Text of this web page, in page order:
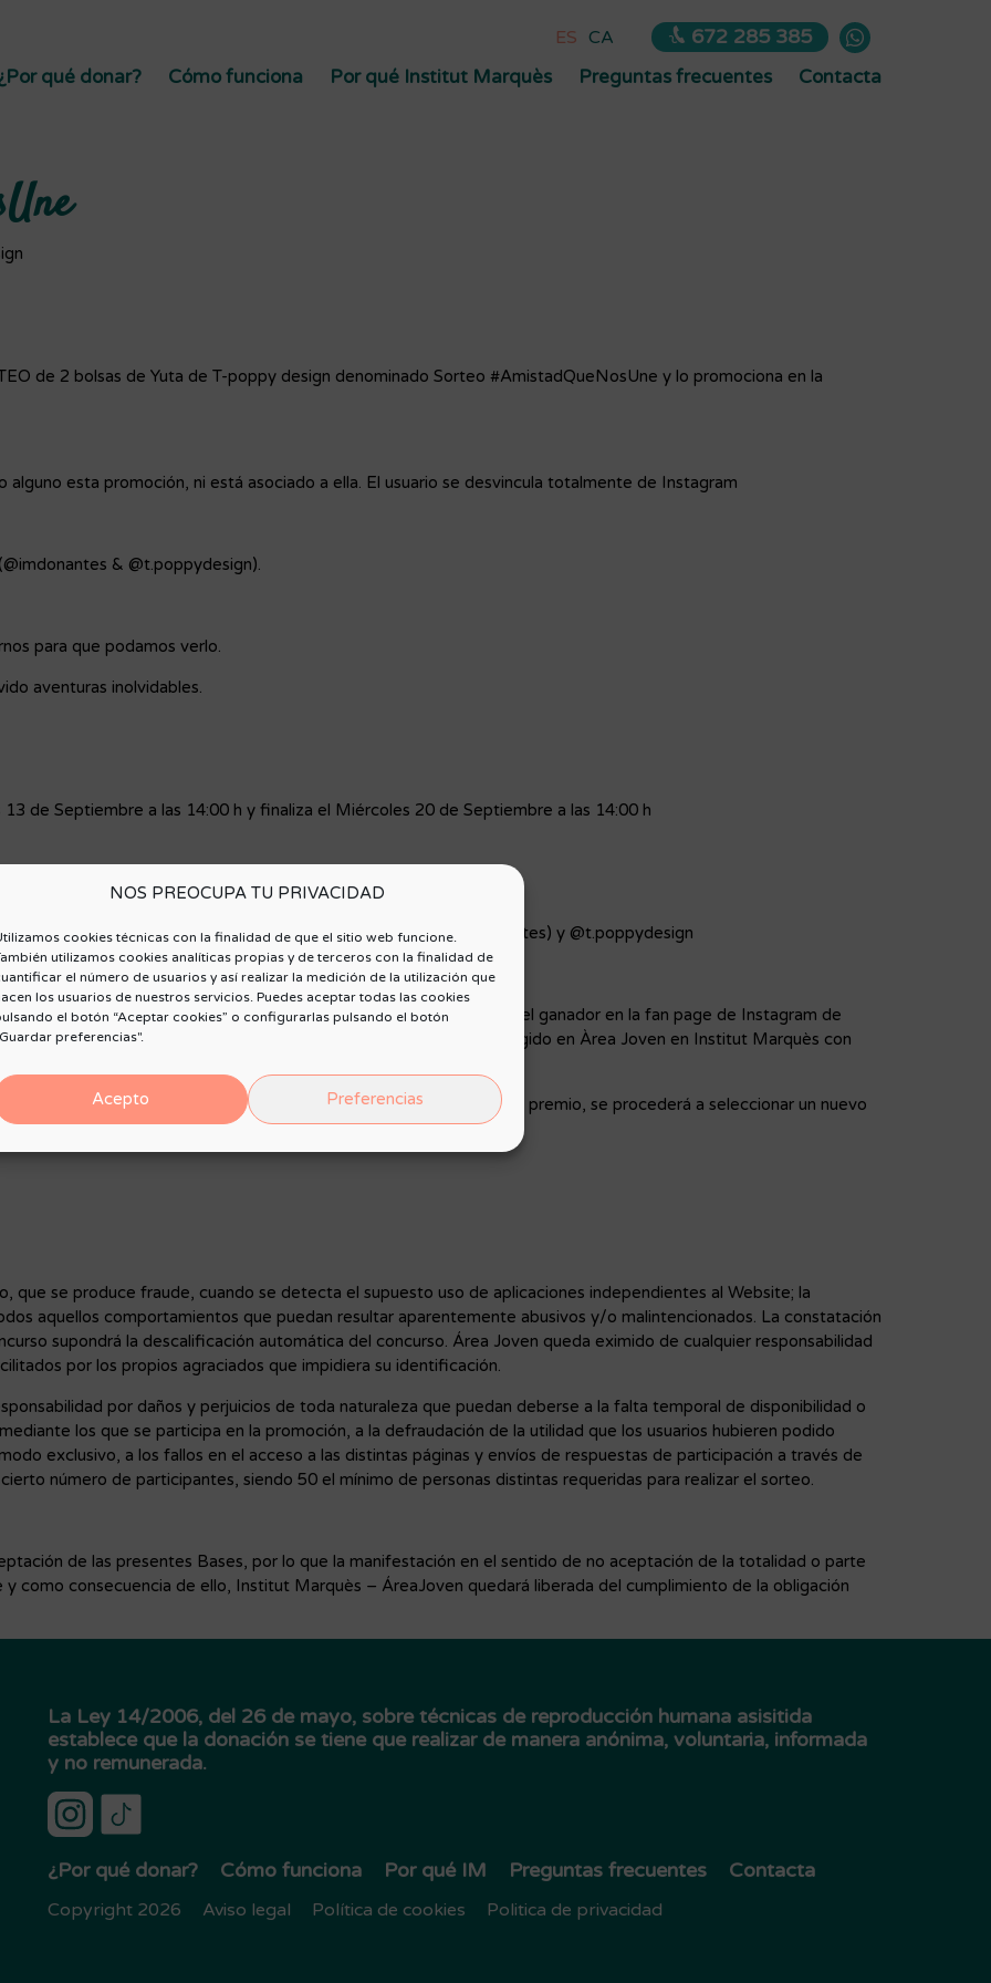
NOS PREOCUPA TU PRIVACIDAD
cookies técnicas con la finalidad de que el sitio web funcione.
utilizamos cookies analíticas propias y de terceros con la finalidad de
el número de usuarios y así realizar la medición de la utilización que
los usuarios de nuestros servicios. Puedes aceptar todas las cookies
el botón “Aceptar cookies” o configurarlas pulsando el botón
preferencias".
Acepto Preferencias
ES CA 672 285 385
qué donar? Cómo funciona Por qué Institut Marquès Preguntas frecuentes Contacta
de 2 bolsas de Yuta de T-poppy design denominado Sorteo #AmistadQueNosUne y lo promociona en la
alguno esta promoción, ni está asociado a ella. El usuario se desvincula totalmente de Instagram
& @t.poppydesign).
para que podamos verlo.
aventuras inolvidables.
de Septiembre a las 14:00 h y finaliza el Miércoles 20 de Septiembre a las 14:00 h
sean seguidores del perfil de Área Joven en Instagram (@imdonantes) y @t.poppydesign
y entrega,
aleatoria tras finalizar la promoción. Se comunicará el nombre del ganador en la fan page de Instagram de
y durante los 30 minutos siguientes. El bolso podrá ser recogido en Àrea Joven en Institut Marquès con
la ganadora.
5 días desde el primer intento de contacto, o estos renunciarán al premio, se procederá a seleccionar un nuevo
reclamar el premio.
que se produce fraude, cuando se detecta el supuesto uso de aplicaciones independientes al Website; la
aquellos comportamientos que puedan resultar aparentemente abusivos y/o malintencionados. La constatación
supondrá la descalificación automática del concurso. Área Joven queda eximido de cualquier responsabilidad
por los propios agraciados que impidiera su identificación.
por daños y perjuicios de toda naturaleza que puedan deberse a la falta temporal de disponibilidad o
los que se participa en la promoción, a la defraudación de la utilidad que los usuarios hubieren podido
exclusivo, a los fallos en el acceso a las distintas páginas y envíos de respuestas de participación a través de
número de participantes, siendo 50 el mínimo de personas distintas requeridas para realizar el sorteo.
de las presentes Bases, por lo que la manifestación en el sentido de no aceptación de la totalidad o parte
y como consecuencia de ello, Institut Marquès – ÁreaJoven quedará liberada del cumplimiento de la obligación
La Ley 14/2006, del 26 de mayo, sobre técnicas de reproducción humana asisitida
establece que la donación se tiene que realizar de manera anónima, voluntaria, informada
y no remunerada.
¿Por qué donar? Cómo funciona Por qué IM Preguntas frecuentes Contacta
Copyright 2026 Aviso legal Política de cookies Politica de privacidad